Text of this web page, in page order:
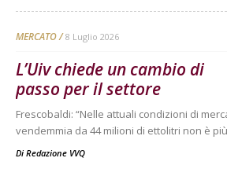
MERCATO 8 Luglio 2026
L’Uiv chiede un cambio di
passo per il settore
Frescobaldi: “Nelle attuali condizioni di
vendemmia da 44 milioni di ettolitri non è
Di Redazione VVQ